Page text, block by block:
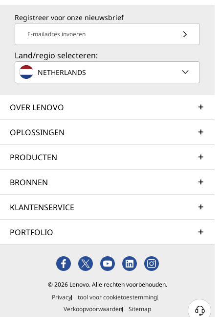
Registreer voor onze nieuwsbrief
E-mailadres invoeren
Land/regio selecteren:
NETHERLANDS
OVER LENOVO
OPLOSSINGEN
PRODUCTEN
BRONNEN
KLANTENSERVICE
PORTFOLIO
© 2026 Lenovo. Alle rechten voorbehouden.
Privacy
tool voor cookietoestemming
Verkoopvoorwaarden
Sitemap